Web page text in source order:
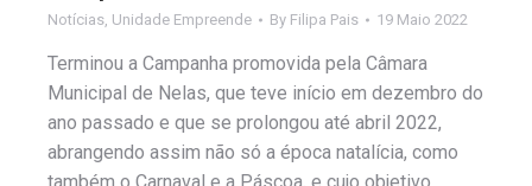
Notícias Unidade Empreende By Filipa Pais 19 Maio 2022
Terminou a Campanha promovida pela Câmara
Municipal de Nelas, que teve início em dezembro do
ano passado e que se prolongou até abril 2022,
abrangendo assim não só a época natalícia, como